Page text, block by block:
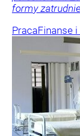
formy
PracaFinanse i